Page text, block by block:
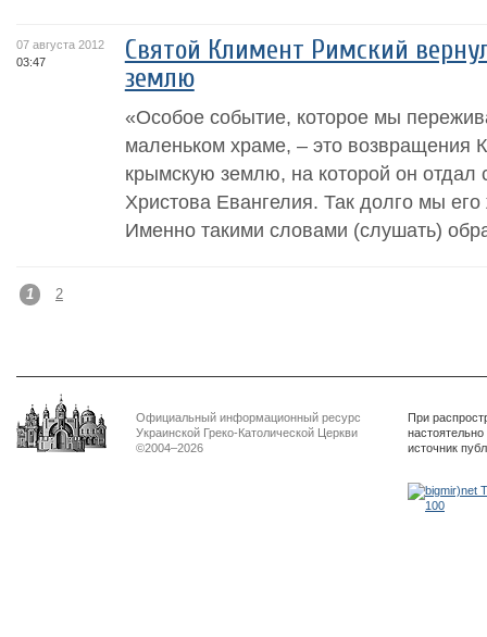
07 августа 2012
03:47
Святой Климент Римский
землю
«Особое событие, которое мы
маленьком храме, – это возвращения
крымскую землю, на которой он отдал
Христова Евангелия. Так долго мы
Именно такими словами (слушать)
1 2
Официальный информационный ресурс
Украинской Греко-Католической Церкви
©2004–2026
При
источник